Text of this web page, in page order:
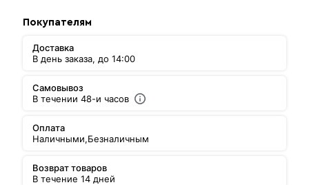
Покупателям
Доставка
В день заказа, до 14:00
Самовывоз
В течении 48-и часов
Оплата
Наличными,Безналичным
Возврат товаров
В течение 14 дней